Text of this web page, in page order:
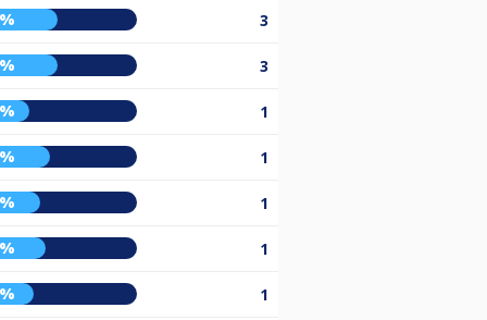
3
3
1
1
1
1
1